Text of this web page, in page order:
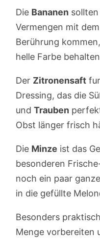
Die Bananen
Vermengen mit dem
Berührung
helle Farbe
Der Zitronensaft
Dressing, das die
und Trauben
Obst länger frisch
Die Minze ist das
besonderen
noch ein paar
in die gefüllte
Besonders
Menge vorbereiten